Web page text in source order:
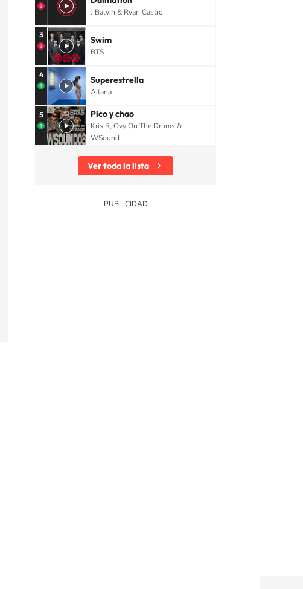
J Balvin & Ryan Castro
3 Swim
BTS
4 Superestrella
Aitana
5 Pico y chao
Kris R, Ovy On The Drums &
WSound
Ver toda la lista